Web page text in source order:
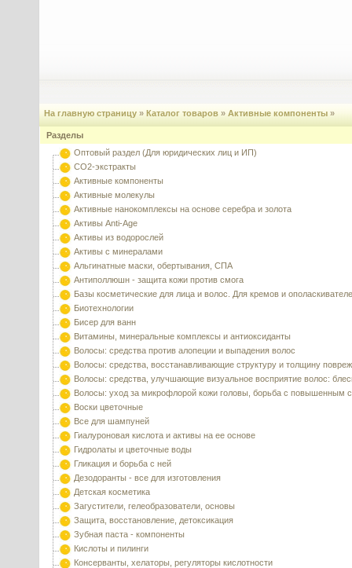
На главную страницу » Каталог товаров » Активные компоненты »
Разделы
Оптовый раздел (Для юридических лиц и ИП)
CO2-экстракты
Активные компоненты
Активные молекулы
Активные нанокомплексы на основе серебра и золота
Активы Anti-Age
Активы из водорослей
Активы с минералами
Альгинатные маски, обертывания, СПА
Антиполлюшн - защита кожи против смога
Базы косметические для лица и волос. Для кремов и
Биотехнологии
Бисер для ванн
Витамины, минеральные комплексы и антиоксиданты
Волосы: средства против алопеции и выпадения волос
Волосы: средства, восстанавливающие структуру и толщину
Волосы: средства, улучшающие визуальное восприятие волос:
Волосы: уход за микрофлорой кожи головы, борьба с повышенным
Воски цветочные
Все для шампуней
Гиалуроновая кислота и активы на ее основе
Гидролаты и цветочные воды
Гликация и борьба с ней
Дезодоранты - все для изготовления
Детская косметика
Загустители, гелеобразователи, основы
Защита, восстановление, детоксикация
Зубная паста - компоненты
Кислоты и пилинги
Консерванты, хелаторы, регуляторы кислотности